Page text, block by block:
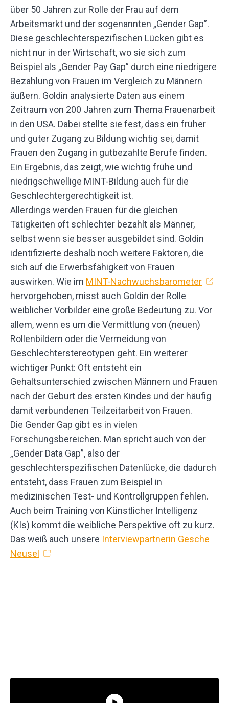
über 50 Jahren zur Rolle der Frau auf dem
Arbeitsmarkt und der sogenannten „Gender Gap”.
Diese geschlechterspezifischen Lücken gibt es
nicht nur in der Wirtschaft, wo sie sich zum
Beispiel als „Gender Pay Gap” durch eine niedrigere
Bezahlung von Frauen im Vergleich zu Männern
äußern. Goldin analysierte Daten aus einem
Zeitraum von 200 Jahren zum Thema Frauenarbeit
in den USA. Dabei stellte sie fest, dass ein früher
und guter Zugang zu Bildung wichtig sei, damit
Frauen den Zugang in gutbezahlte Berufe finden.
Ein Ergebnis, das zeigt, wie wichtig frühe und
niedrigschwellige MINT-Bildung auch für die
Geschlechtergerechtigkeit ist.
Allerdings werden Frauen für die gleichen
Tätigkeiten oft schlechter bezahlt als Männer,
selbst wenn sie besser ausgebildet sind. Goldin
identifizierte deshalb noch weitere Faktoren, die
sich auf die Erwerbsfähigkeit von Frauen
auswirken. Wie im MINT-Nachwuchsbarometer
hervorgehoben, misst auch Goldin der Rolle
weiblicher Vorbilder eine große Bedeutung zu. Vor
allem, wenn es um die Vermittlung von (neuen)
Rollenbildern oder die Vermeidung von
Geschlechterstereotypen geht. Ein weiterer
wichtiger Punkt: Oft entsteht ein
Gehaltsunterschied zwischen Männern und Frauen
nach der Geburt des ersten Kindes und der häufig
damit verbundenen Teilzeitarbeit von Frauen.
Die Gender Gap gibt es in vielen
Forschungsbereichen. Man spricht auch von der
„Gender Data Gap”, also der
geschlechterspezifischen Datenlücke, die dadurch
entsteht, dass Frauen zum Beispiel in
medizinischen Test- und Kontrollgruppen fehlen.
Auch beim Training von Künstlicher Intelligenz
(KIs) kommt die weibliche Perspektive oft zu kurz.
Das weiß auch unsere Interviewpartnerin Gesche
Neusel